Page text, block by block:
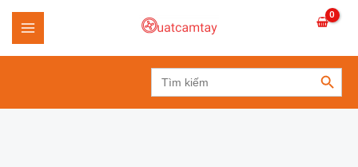
content
MAIN
Search
for:
SEARCH BUTTON